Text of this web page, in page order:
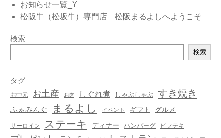
お知らせ一覧_Y
松阪牛（松坂牛）専門店 松阪まるよしへようこそ
検索
索
検索
タグ
お中元 お土産 お肉 しぐれ煮 しゃぶしゃぶ すき焼き
ふぁみんぐ まるよし イベント ギフト グルメ
サーロイン ステーキ ディナー ハンバーグ ビフテキ